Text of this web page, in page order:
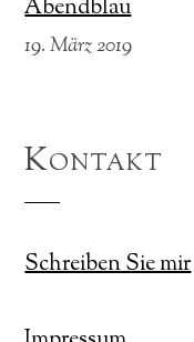
Abendblau
19. März 2019
Kontakt
Schreiben Sie mir